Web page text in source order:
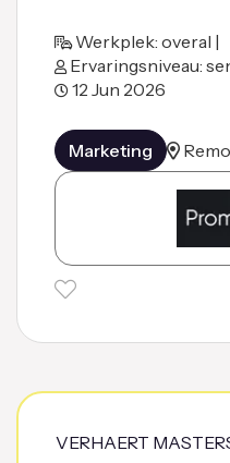
Werkplek: overal |
Ervaringsniveau:
12 Jun 2026
Marketing
VERHAERT